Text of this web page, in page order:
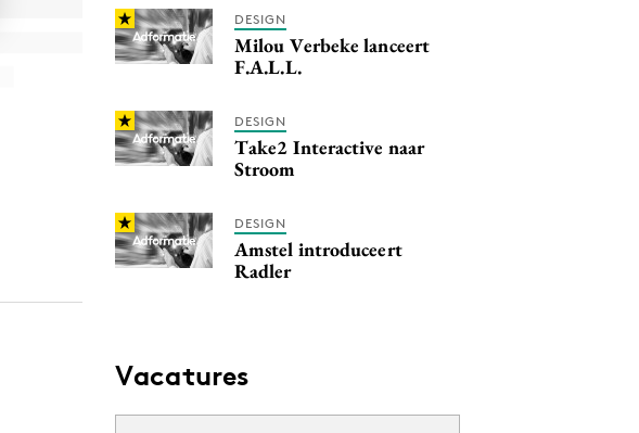
DESIGN
Milou Verbeke lanceert
F.A.L.L.
DESIGN
Take2 Interactive naar
Stroom
DESIGN
Amstel introduceert
Radler
Vacatures